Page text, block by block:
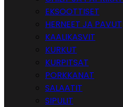
EKSOOTTISET
HERNEET JA PAVUT
KAALIKASVIT
KURKUT
KURPITSAT
PORKKANAT
SALAATIT
SIPULIT